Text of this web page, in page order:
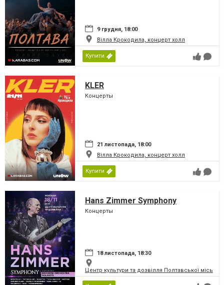
9 грудня, 18:00
Вілла Крокодила, концерт холл
Купити
KLER
Концерты
21 листопада, 18:00
Вілла Крокодила, концерт холл
Купити
Hans Zimmer Symphony
Концерты
18 листопада, 18:30
Центр культури та дозвілля Полтавської